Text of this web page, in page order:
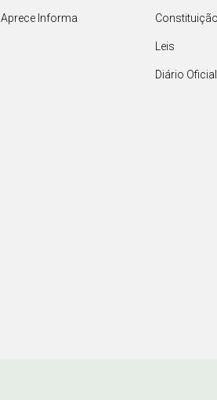
Aprece Informa Constituição
Leis
Diário Oficial